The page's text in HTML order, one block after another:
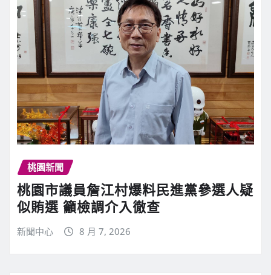
桃園新聞
桃園市議員詹江村爆料民進黨參選人疑
似賄選 籲檢調介入徹查
新聞中心 8 月 7, 2026